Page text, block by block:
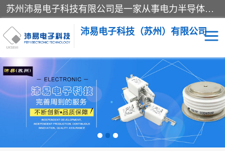
苏州沛易电子科技有限公司是一家从事电力半导体器件和电子元器件的专业代理及分销商，产品包括：IGBT模块、IPM模块、PIM模块、二极管、三极管、可控硅、整流桥、IGBT单管、IGBT电路驱动板、GTR达林顿模块、快恢复二极管、肖特基二极管、熔断器、IC集成电路、快速熔断器等。
沛易电子科技（苏州）有限公司
西门康 英飞凌
快恢复二极管 英飞凌IGBT模块
英飞凌可控硅模块 IXYS艾赛斯可控硅